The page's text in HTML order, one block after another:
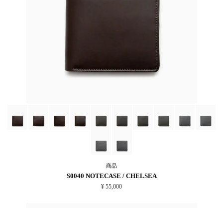
商品
S0040 NOTECASE / CHELSEA
¥ 55,000